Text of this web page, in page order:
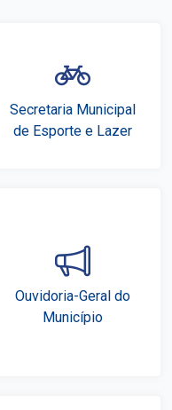
Secretaria Municipal
de Esporte e Lazer
Ouvidoria-Geral do
Município